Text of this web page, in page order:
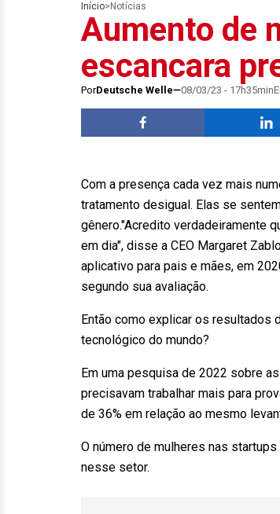
Início> Notícias
Aumento de
escancara
PorDeutsche Welle 08/03/23 - 17h35min
Com a presença cada vez mais
tratamento desigual. Elas se
gênero."Acredito verdadeiramente
em dia", disse a CEO Margaret
aplicativo para pais e mães, em
segundo sua avaliação.
Então como explicar os resultados
tecnológico do mundo?
Em uma pesquisa de 2022 sobre
precisavam trabalhar mais para
de 36% em relação ao mesmo
O número de mulheres nas
nesse setor.